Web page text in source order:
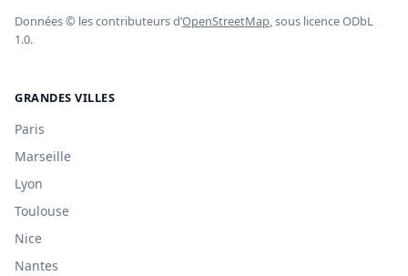
Données © les contributeurs d’OpenStreetMap, sous licence ODbL
1.0.
GRANDES VILLES
Paris
Marseille
Lyon
Toulouse
Nice
Nantes